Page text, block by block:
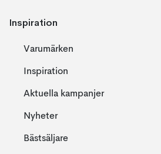
Inspiration
Varumärken
Inspiration
Aktuella kampanjer
Nyheter
Bästsäljare